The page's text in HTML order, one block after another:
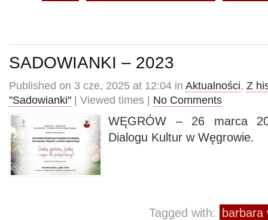
SADOWIANKI – 2023
Published on 3 cze, 2025 at 12:04 in Aktualności, Z
"Sadowianki" | Viewed times | No Comments
WĘGRÓW – 26 marca
Dialogu Kultur w Węgrowie.
Tagged with: barbara